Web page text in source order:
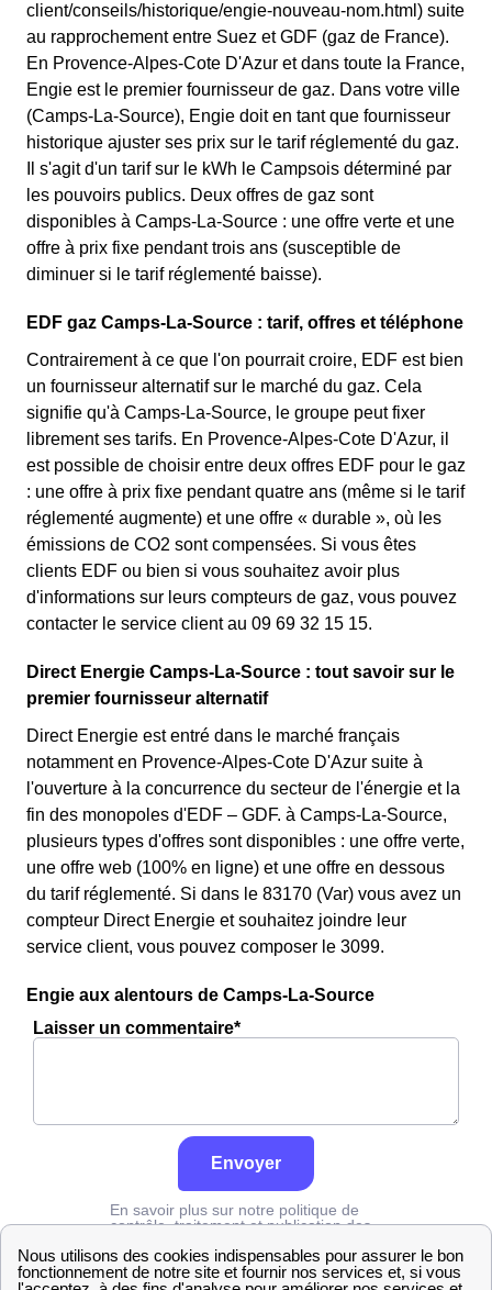
client/conseils/historique/engie-nouveau-nom.html) suite
au rapprochement entre Suez et GDF (gaz de France).
En Provence-Alpes-Cote D'Azur et dans toute la France,
Engie est le premier fournisseur de gaz. Dans votre ville
(Camps-La-Source), Engie doit en tant que fournisseur
historique ajuster ses prix sur le tarif réglementé du gaz.
Il s'agit d'un tarif sur le kWh le Campsois déterminé par
les pouvoirs publics. Deux offres de gaz sont
disponibles à Camps-La-Source : une offre verte et une
offre à prix fixe pendant trois ans (susceptible de
diminuer si le tarif réglementé baisse).
EDF gaz Camps-La-Source : tarif, offres et téléphone
Contrairement à ce que l'on pourrait croire, EDF est bien
un fournisseur alternatif sur le marché du gaz. Cela
signifie qu'à Camps-La-Source, le groupe peut fixer
librement ses tarifs. En Provence-Alpes-Cote D'Azur, il
est possible de choisir entre deux offres EDF pour le gaz
: une offre à prix fixe pendant quatre ans (même si le tarif
réglementé augmente) et une offre « durable », où les
émissions de CO2 sont compensées. Si vous êtes
clients EDF ou bien si vous souhaitez avoir plus
d'informations sur leurs compteurs de gaz, vous pouvez
contacter le service client au 09 69 32 15 15.
Direct Energie Camps-La-Source : tout savoir sur le
premier fournisseur alternatif
Direct Energie est entré dans le marché français
notamment en Provence-Alpes-Cote D'Azur suite à
l'ouverture à la concurrence du secteur de l'énergie et la
fin des monopoles d'EDF – GDF. à Camps-La-Source,
plusieurs types d'offres sont disponibles : une offre verte,
une offre web (100% en ligne) et une offre en dessous
du tarif réglementé. Si dans le 83170 (Var) vous avez un
compteur Direct Energie et souhaitez joindre leur
service client, vous pouvez composer le 3099.
Engie aux alentours de Camps-La-Source
Laisser un commentaire*
Envoyer
En savoir plus sur notre politique de
contrôle, traitement et publication des